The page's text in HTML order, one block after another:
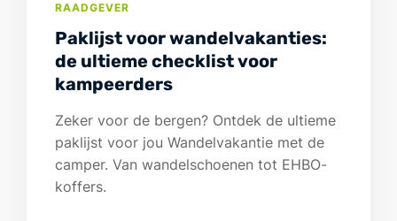
RAADGEVER
Paklijst voor wandelvakanties:
de ultieme checklist voor
kampeerders
Zeker voor de bergen? Ontdek de ultieme
paklijst voor jou Wandelvakantie met de
camper. Van wandelschoenen tot EHBO-
koffers.